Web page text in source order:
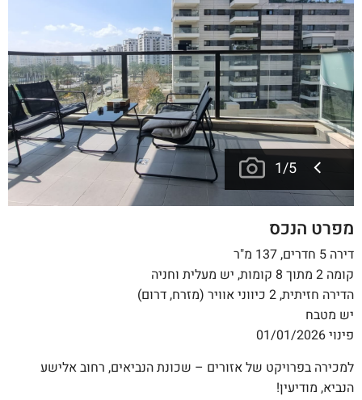
1/5
מפרט הנכס
דירה 5 חדרים, 137 מ"ר
קומה 2 מתוך 8 קומות, יש מעלית וחניה
הדירה חזיתית, 2 כיווני אוויר (מזרח, דרום)
יש מטבח
פינוי 01/01/2026
למכירה בפרויקט של אזורים – שכונת הנביאים, רחוב אלישע
הנביא, מודיעין!